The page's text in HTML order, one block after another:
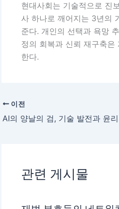
현대사회는 기술적으로 진
사 하나로 깨어지는 3년의
준다. 개인의 선택과 욕망
정의 회복과 신뢰 재구축
한다.
이전
관련 게시물